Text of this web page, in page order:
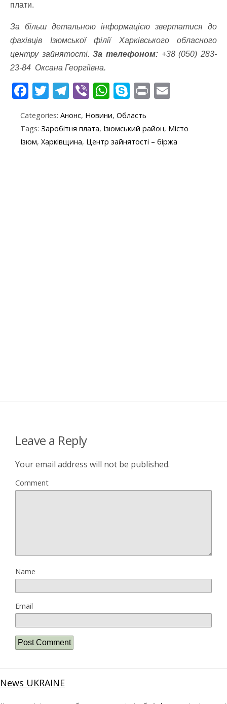
плати.
За більш детальною інформацією звертатися до
фахівців Ізюмської філії Харківського обласного
центру зайнятості.За телефоном: +38 (050) 283-
23-84 Оксана Георгіївна.
F
e
b
T
itt
er
T
e
gr
Vi
er
W
at
s
S
y
p
Pr
t ai
l
Categories: Анонс, Новини, Область
Tags: Заробітня плата, Ізюмський район, Місто
Ізюм, Харківщина, Центр зайнятості – біржа
Leave a Reply
Your email address will not be published.
Comment
Name
Email
News UKRAINE